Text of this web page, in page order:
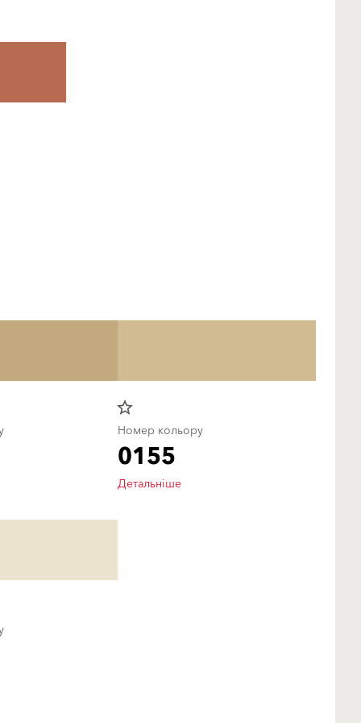
star_border
Номер кольору
0155
Детальніше